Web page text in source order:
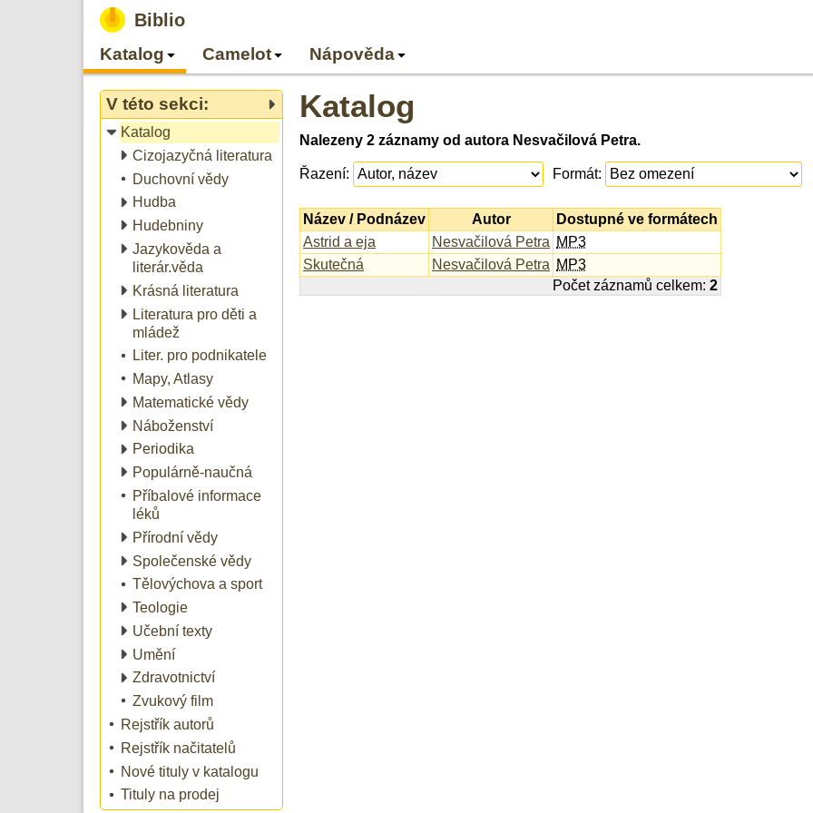
Biblio
Katalog Camelot Nápověda
V této sekci:
Katalog
Cizojazyčná literatura
Duchovní vědy
Hudba
Hudebniny
Jazykověda a
literár.věda
Krásná literatura
Literatura pro děti a
mládež
Liter. pro podnikatele
Mapy, Atlasy
Matematické vědy
Náboženství
Periodika
Populárně-naučná
Příbalové informace
léků
Přírodní vědy
Společenské vědy
Tělovýchova a sport
Teologie
Učební texty
Umění
Zdravotnictví
Zvukový film
Rejstřík autorů
Rejstřík načitatelů
Nové tituly v katalogu
Tituly na prodej
Katalog
Nalezeny 2 záznamy od autora Nesvačilová Petra.
Řazení: Formát:
Název / Podnázev Autor
Dostupné ve formátech
Astrid a eja
Nesvačilová Petra MP3
Skutečná
Nesvačilová Petra MP3
Počet záznamů celkem: 2